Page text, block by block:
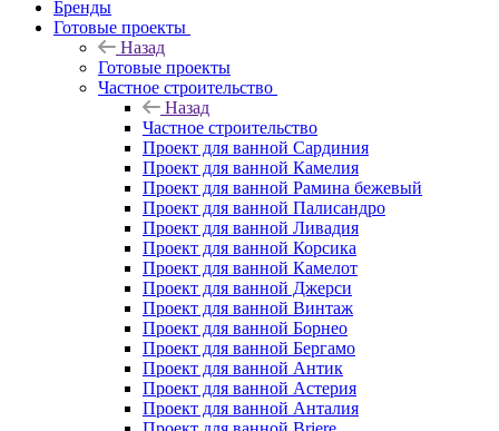
Бренды
Готовые проекты
Назад
Готовые проекты
Частное строительство
Назад
Частное строительство
Проект для ванной Сардиния
Проект для ванной Камелия
Проект для ванной Рамина бежевый
Проект для ванной Палисандро
Проект для ванной Ливадия
Проект для ванной Корсика
Проект для ванной Камелот
Проект для ванной Джерси
Проект для ванной Винтаж
Проект для ванной Борнео
Проект для ванной Бергамо
Проект для ванной Антик
Проект для ванной Астерия
Проект для ванной Анталия